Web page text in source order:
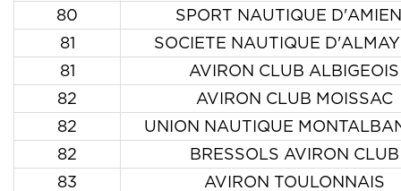
80
SPORT NAUTIQUE
81
SOCIETE NAUTIQUE
81
AVIRON CLUB ALBIGEOIS
82
AVIRON CLUB MOISSAC
82
UNION NAUTIQUE
82
BRESSOLS AVIRON CLUB
83
AVIRON TOULONNAIS